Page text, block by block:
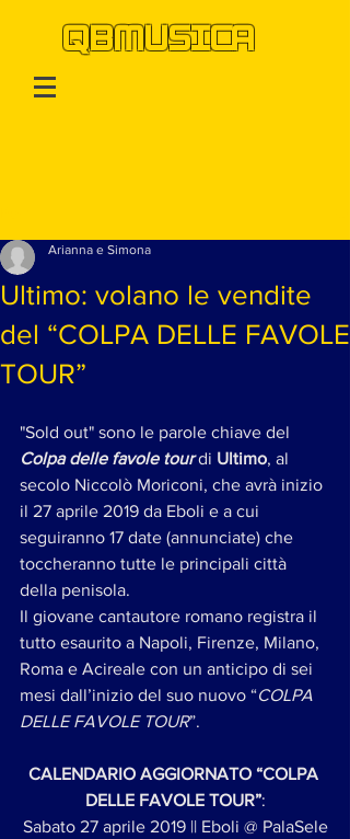
QBMUSICA
Ultimo: volano le vendite
del “COLPA DELLE FAVOLE
TOUR”
Arianna e Simona
"Sold out" sono le parole chiave del
Colpa delle favole tour di Ultimo, al
secolo Niccolò Moriconi, che avrà inizio
il 27 aprile 2019 da Eboli e a cui
seguiranno 17 date (annunciate) che
toccheranno tutte le principali città
della penisola.
Il giovane cantautore romano registra il
tutto esaurito a Napoli, Firenze, Milano,
Roma e Acireale con un anticipo di sei
mesi dall’inizio del suo nuovo “COLPA
DELLE FAVOLE TOUR”.
CALENDARIO AGGIORNATO “COLPA
DELLE FAVOLE TOUR”:
Sabato 27 aprile 2019 || Eboli @ PalaSele